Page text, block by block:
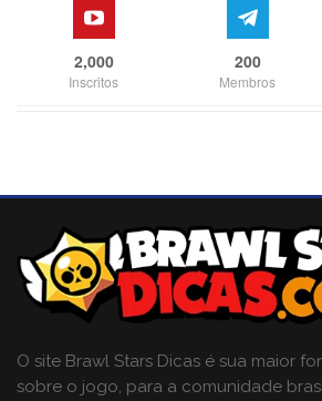
2,000
Inscritos
200
Membros
O site Brawl Stars Dicas é sua maior
sobre o jogo, para a comunidade